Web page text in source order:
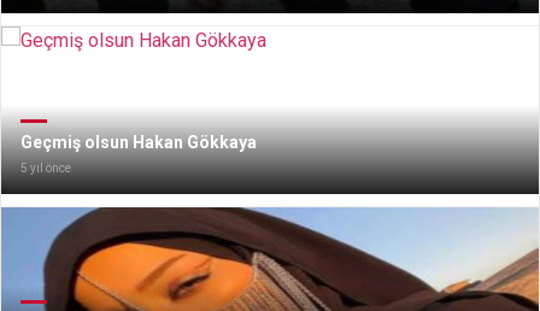
Geçmiş olsun Hakan Gökkaya
5 yıl önce